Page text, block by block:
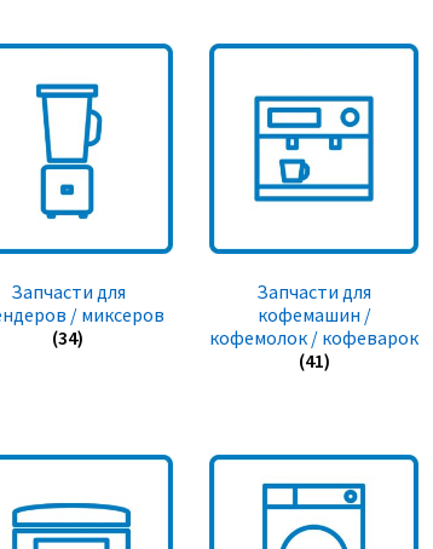
Запчасти для
/ миксеров
(34)
Запчасти для
кофемашин /
кофемолок / кофеварок
(41)